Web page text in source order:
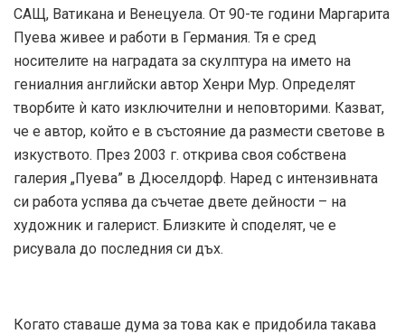
САЩ, Ватикана и Венецуела. От 90-те години Маргарита
Пуева живее и работи в Германия. Тя е сред
носителите на наградата за скулптура на името на
гениалния английски автор Хенри Мур. Определят
творбите ѝ като изключителни и неповторими. Казват,
че е автор, който е в състояние да размести светове в
изкуството. През 2003 г. открива своя собствена
галерия „Пуева” в Дюселдорф. Наред с интензивната
си работа успява да съчетае двете дейности – на
художник и галерист. Близките ѝ споделят, че е
рисувала до последния си дъх.
Когато ставаше дума за това как е придобила такава